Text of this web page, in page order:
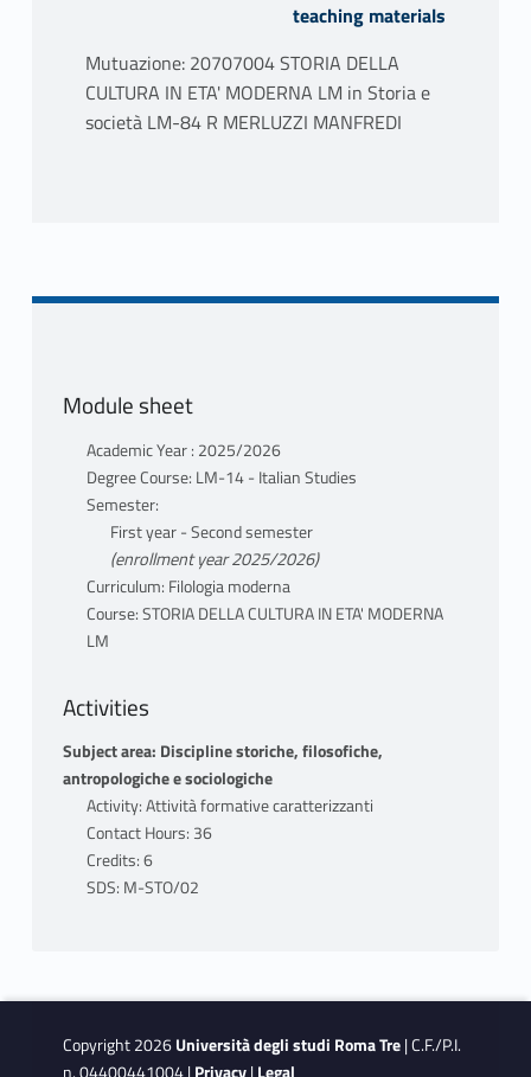
teaching materials
Mutuazione: 20707004 STORIA DELLA
CULTURA IN ETA' MODERNA LM in Storia e
società LM-84 R MERLUZZI MANFREDI
Module sheet
Academic Year : 2025/2026
Degree Course: LM-14 - Italian Studies
Semester:
First year - Second semester
(enrollment year 2025/2026)
Curriculum: Filologia moderna
Course: STORIA DELLA CULTURA IN ETA' MODERNA
LM
Activities
Subject area: Discipline storiche, filosofiche,
antropologiche e sociologiche
Activity: Attività formative caratterizzanti
Contact Hours: 36
Credits: 6
SDS: M-STO/02
Copyright 2026Università degli studi Roma Tre| C.F./P.I.